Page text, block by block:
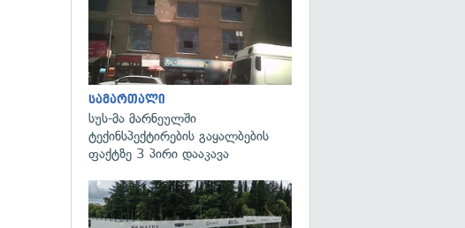
სამართალი
სუს-მა მარნეულში
ტექინსპექტირების გაყალბების
ფაქტზე 3 პირი დააკავა